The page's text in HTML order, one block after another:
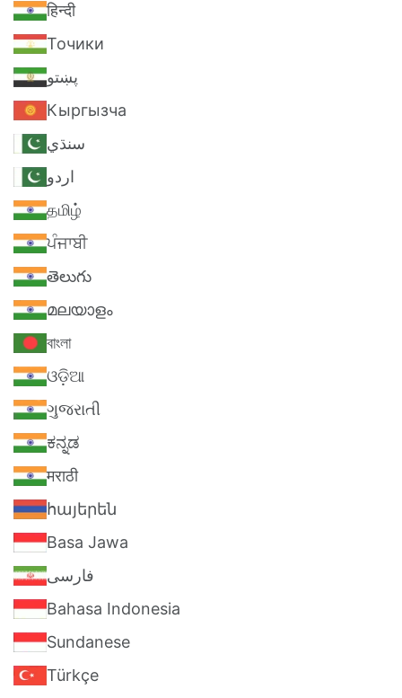
हिन्दी
Точики
پښتو
Кыргызча
سنڌي
اردو
தமிழ்
ਪੰਜਾਬੀ
తెలుగు
മലയാളം
বাংলা
ଓଡ଼ିଆ
ગુજરાતી
ಕನ್ನಡ
मराठी
հայերեն
Basa Jawa
فارسی
Bahasa Indonesia
Sundanese
Türkçe